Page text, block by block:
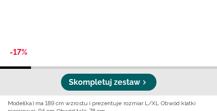
-17%
Skompletuj zestaw
Model(ka) ma 189 cm wzrostu i prezentuje rozmiar L/XL Obwód klatki